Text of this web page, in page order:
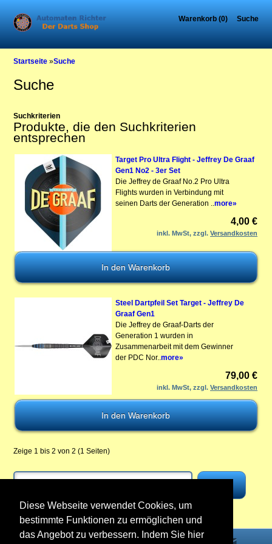
Diese Webseite verwendet Cookies, um
bestimmte Funktionen zu ermöglichen und
das Angebot zu verbessern. Indem Sie hier
Warenkorb (0) Suche
Startseite »Suche
Suche
Suchkriterien
Produkte, die den Suchkriterien
entsprechen
Target Pro Ultra Flight - Jeffrey De Graaf
Gen1 No2 - 3er Set
Die Jeffrey de Graaf No.2 Pro Ultra
Flights wurden in Verbindung mit
seinen Darts der Generation ..more»
4,00 €
inkl. MwSt, zzgl.Versandkosten
Steel Dartpfeil Set Target - Jeffrey De
Graaf Gen1
Die Jeffrey de Graaf-Darts der
Generation 1 wurden in
Zusammenarbeit mit dem Gewinner
der PDC Nor.. more»
79,00 €
inkl. MwSt, zzgl.Versandkosten
Zeige 1 bis 2 von 2 (1 Seiten)